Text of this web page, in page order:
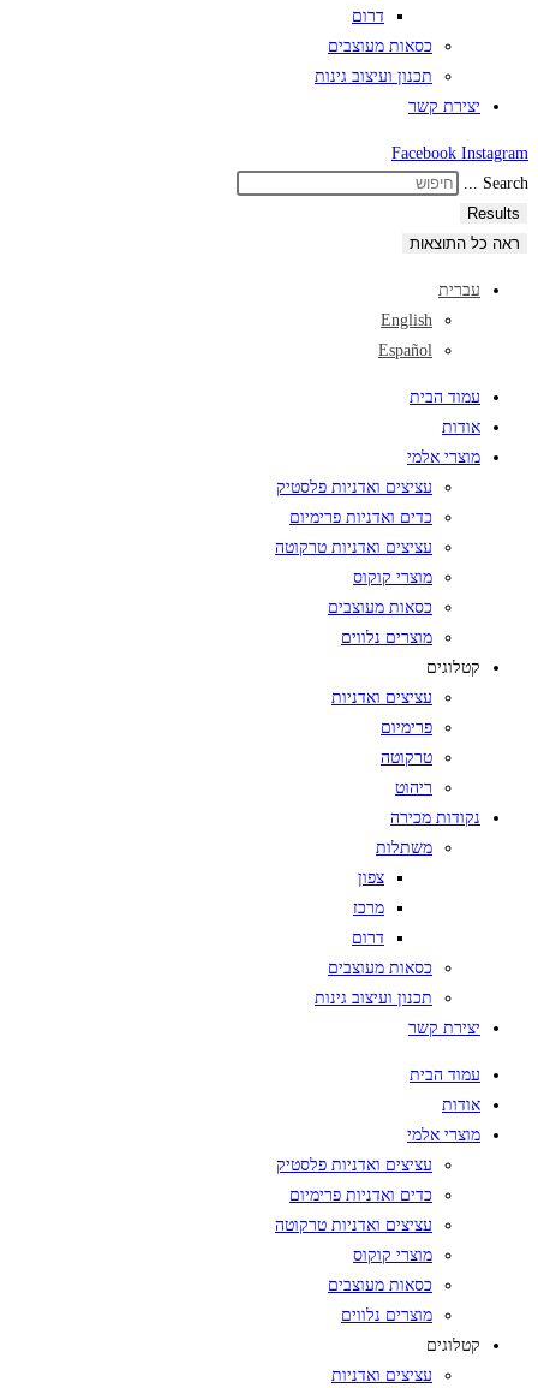
דרום
כסאות מעוצבים
תכנון ועיצוב גינות
יצירת קשר
Facebook Instagram
Search ...
Results
ראה כל התוצאות
עברית
English
Español
עמוד הבית
אודות
מוצרי אלמי
עציצים ואדניות פלסטיק
כדים ואדניות פרימיום
עציצים ואדניות טרקוטה
מוצרי קוקוס
כסאות מעוצבים
מוצרים נלווים
קטלוגים
עציצים ואדניות
פרימיום
טרקוטה
ריהוט
נקודות מכירה
משתלות
צפון
מרכז
דרום
כסאות מעוצבים
תכנון ועיצוב גינות
יצירת קשר
עמוד הבית
אודות
מוצרי אלמי
עציצים ואדניות פלסטיק
כדים ואדניות פרימיום
עציצים ואדניות טרקוטה
מוצרי קוקוס
כסאות מעוצבים
מוצרים נלווים
קטלוגים
עציצים ואדניות